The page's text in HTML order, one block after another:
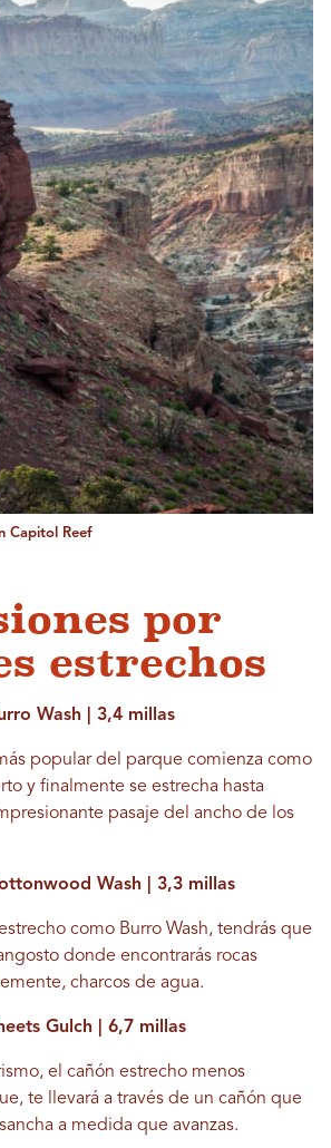
Capitol Reef
por
estrechos
Wash | 3,4 millas
popular del parque comienza como
y finalmente se estrecha hasta
pasaje del ancho de los
Wash | 3,3 millas
como Burro Wash, tendrás que
donde encontrarás rocas
charcos de agua.
Gulch | 6,7 millas
el cañón estrecho menos
te llevará a través de un cañón que
a medida que avanzas.